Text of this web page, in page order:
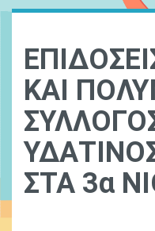
ΚΑΙ
ΣΤΑ 3α